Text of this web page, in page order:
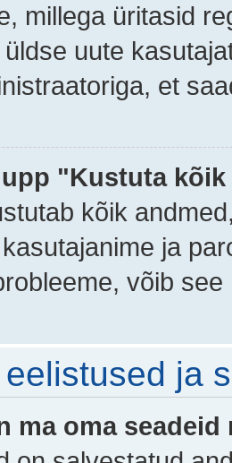
millega üritasid
uute
et
"Kustuta
kõik
ja
võib see
ja
ma oma seadeid